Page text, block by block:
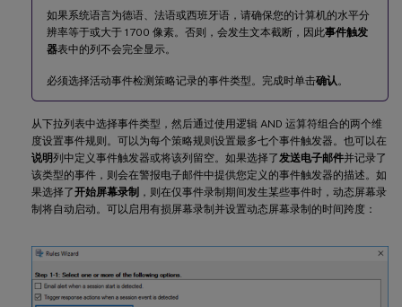
如果系统语言为德语、法语或西班牙语，请确保您的计算机的水平分
辨率等于或大于 1700 像素。否则，会发生文本截断，因此事件触发
器表中的列不会完全显示。
必须选择活动事件检测策略记录的事件类型。完成时单击确认。
从下拉列表中选择事件类型，然后通过使用逻辑 AND 运算符组合的两个维
度设置事件规则。可以为每个策略规则设置最多七个事件触发器。也可以在
说明列中定义事件触发器或将该列留空。如果选择了发送电子邮件并记录了
该类型的事件，则会在警报电子邮件中提供您定义的事件触发器的描述。如
果选择了开始屏幕录制 ，则在仅事件录制期间发生某些事件时，动态屏幕录
制将自动启动。可以启用有损屏幕录制并设置动态屏幕录制的时间跨度：